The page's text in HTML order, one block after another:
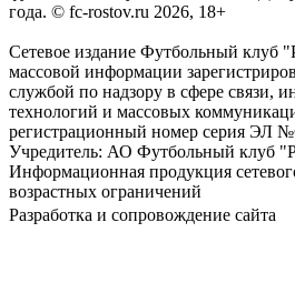
года. © fc-rostov.ru 2026, 18+
Сетевое издание Футбольный клуб
массовой информации
службой по надзору в сфере связи,
технологий и массовых
регистрационный номер серия ЭЛ
Учредитель: АО Футбольный клуб
Информационная продукция
возрастных ограничений
Разработка и сопровождение сайта